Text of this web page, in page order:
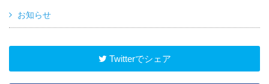
お知らせ
Twitterでシェア